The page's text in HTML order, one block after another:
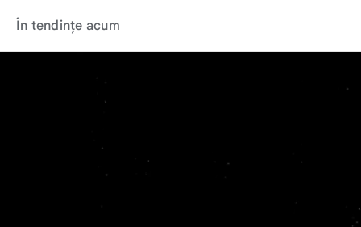
În tendințe acum